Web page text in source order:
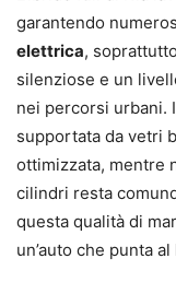
garantendo
elettrica,
silenziose e un
nei percorsi urbani.
supportata da vetri
ottimizzata, mentre
cilindri resta
questa qualità di
un’auto che punta al